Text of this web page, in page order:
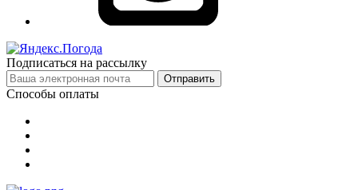
Подписаться на рассылку
Отправить
Способы оплаты